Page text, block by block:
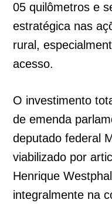
05 quilômetros e
estratégica nas
rural,
acesso.
O investimento
de emenda
deputado federal
viabilizado por
Henrique
integralmente na